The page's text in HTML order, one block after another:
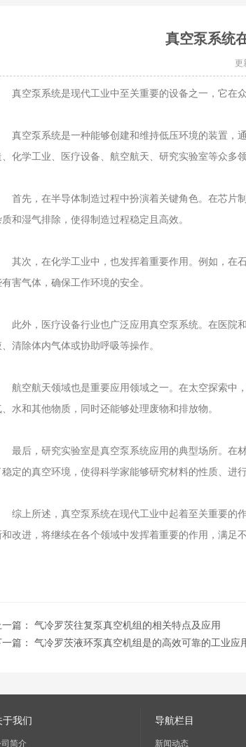
真空泵系统
更
空泵系统是现代工业中至关重要的设备之一，它在众
空泵系统是一种能够创建和维持低压环境的装置，通
、化学工业、医疗设备、航空航天、研究实验室等众多领
先，在半导体制造过程中扮演着关键角色。在芯片制
质和湿气排除，使得制造过程稳定且高效。
次，在化学工业中，也发挥着重要作用。例如，在
有害气体，确保工作环境的安全。
外，医疗设备行业也广泛应用真空泵系统。在医院和
、清除体内气体或协助呼吸等操作。
空航天领域也是重要应用领域之一。在太空探索中
、水和其他物质，同时还能够处理废物和排放物。
后，研究实验室是真空泵系统应用的典型场所。在
稳定的真空环境，使得科学家能够研究材料的性质、进
上所述，真空泵系统在现代工业中起着至关重要的作
和改进，将继续在各个领域中发挥着重要的作用，满足
篇： 气冷罗茨往复泵真空机组的相关特点及应用
篇： 气冷罗茨液环泵真空机组是的高效可靠的工业应
于我们
简介
导航栏目
新闻动态